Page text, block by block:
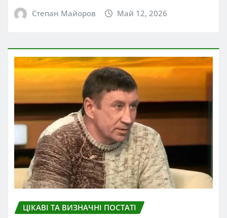
Степан Майоров Май 12, 2026
ЦІКАВІ ТА ВИЗНАЧНІ ПОСТАТІ